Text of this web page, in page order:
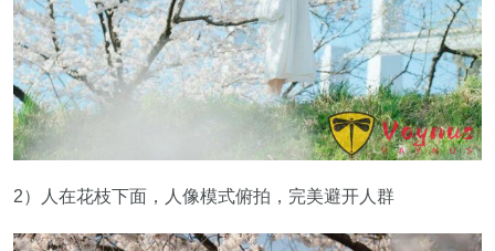
2）人在花枝下面，人像模式俯拍，完美避开人群